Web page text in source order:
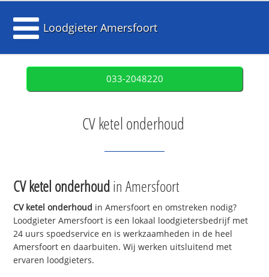
Loodgieter Amersfoort
033-2048220
CV ketel onderhoud
CV ketel onderhoudin Amersfoort
CV ketel onderhoud in Amersfoort en omstreken nodig?
Loodgieter Amersfoort is een lokaal loodgietersbedrijf met
24 uurs spoedservice en is werkzaamheden in de heel
Amersfoort en daarbuiten. Wij werken uitsluitend met
ervaren loodgieters.